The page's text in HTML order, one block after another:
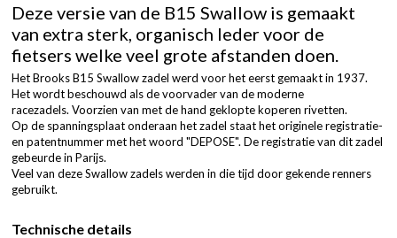
Deze versie van de B15 Swallow is gemaakt
van extra sterk, organisch leder voor de
fietsers welke veel grote afstanden doen.
Het Brooks B15 Swallow zadel werd voor het eerst gemaakt in 1937.
Het wordt beschouwd als de voorvader van de moderne
racezadels. Voorzien van met de hand geklopte koperen rivetten.
Op de spanningsplaat onderaan het zadel staat het originele registratie-
en patentnummer met het woord "DEPOSE". De registratie van dit zadel
gebeurde in Parijs.
Veel van deze Swallow zadels werden in die tijd door gekende renners
gebruikt.
Technische details